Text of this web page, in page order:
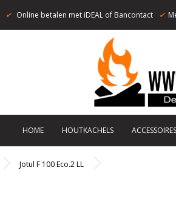
✔ Online betalen met iDEAL of Bancontact ✔
HOME HOUTKACHELS ACCESSOIRES
Jotul F 100 Eco.2 LL